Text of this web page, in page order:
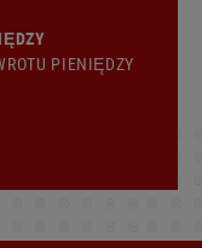
PIENIĘDZY